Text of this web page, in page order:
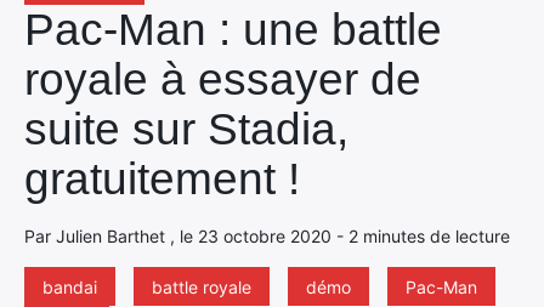
Pac-Man : une battle
royale à essayer de
suite sur Stadia,
gratuitement !
Par Julien Barthet , le 23 octobre 2020 - 2 minutes de lecture
bandai battle royale démo
Pac-Man